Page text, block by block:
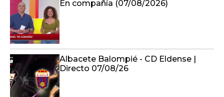
En compañía (07/08/2026)
Albacete Balompié - CD Eldense |
Directo 07/08/26